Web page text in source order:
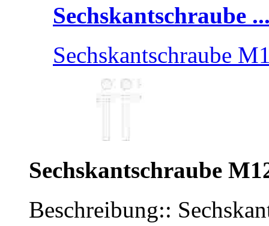
Sechskantschraube
Sechskantschraube
Sechskantschraube
Beschreibung::